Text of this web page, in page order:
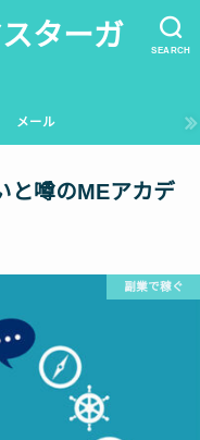
SEARCH
ターガ
メール
と噂のMEアカデ
副業で稼ぐ